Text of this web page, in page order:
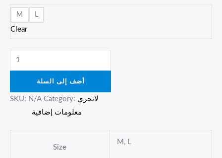
M L
Clear
أضف إلى السلة
SKU: N/A Category: لانجري
معلومات إضافية
Size
M, L